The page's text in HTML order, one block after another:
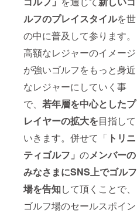
ルフのプレイスタイルを世
の中に普及して参ります。
高額なレジャーのイメージ
が強いゴルフをもっと身近
なレジャーにしていく事
で、 若年層を中心としたプ
レイヤーの拡大を目指して
いきます。併せて「 トリニ
ティゴルフ」 のメンバーの
みなさまにSNS上でゴルフ
場を告知して頂くことで、
ゴルフ場のセールスポイン